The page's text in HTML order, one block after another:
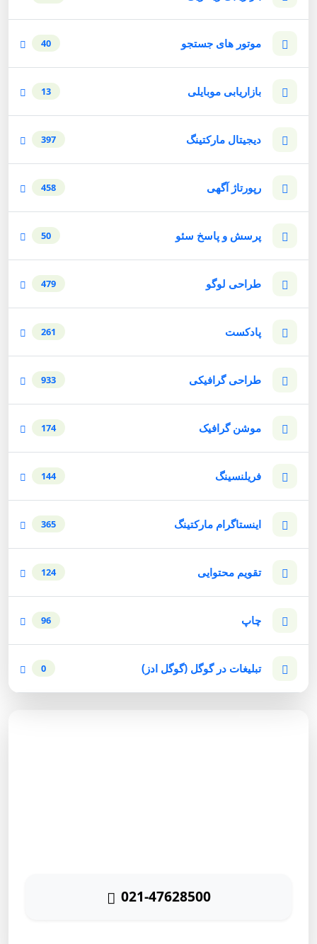
موتور های جستجو 40
بازاریابی موبایلی 13
دیجیتال مارکتینگ 397
رپورتاژ آگهی 458
پرسش و پاسخ سئو 50
طراحی لوگو 479
پادکست 261
طراحی گرافیکی 933
موشن گرافیک 174
فریلنسینگ 144
اینستاگرام مارکتینگ 365
تقویم محتوایی 124
چاپ 96
تبلیغات در گوگل (گوگل ادز) 0
021-47628500